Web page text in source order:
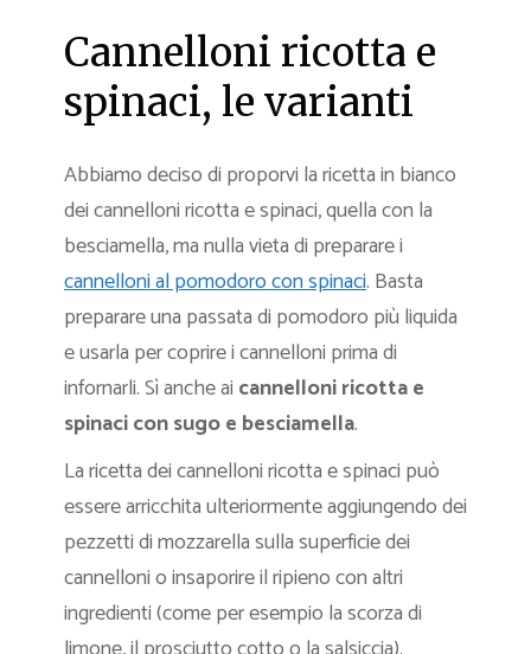
Cannelloni ricotta e
spinaci, le varianti
Abbiamo deciso di proporvi la ricetta in bianco
dei cannelloni ricotta e spinaci, quella con la
besciamella, ma nulla vieta di preparare i
cannelloni al pomodoro con spinaci. Basta
preparare una passata di pomodoro più liquida
e usarla per coprire i cannelloni prima di
infornarli. Sì anche ai cannelloni ricotta e
spinaci con sugo e besciamella.
La ricetta dei cannelloni ricotta e spinaci può
essere arricchita ulteriormente aggiungendo dei
pezzetti di mozzarella sulla superficie dei
cannelloni o insaporire il ripieno con altri
ingredienti (come per esempio la scorza di